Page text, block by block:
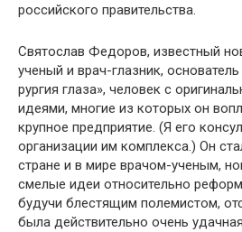
российского правительства.
Святослав Федоров, известный
ученый и врач-глазник,
рургия глаза», человек с
идеями, многие из которых он
круп­ное предприятие. (Я его
организа­ции им комплекса.) Он
стране и в мире врачом-ученым,
смелые идеи от­носительно
будучи блестящим по­лемистом,
была действительно очень